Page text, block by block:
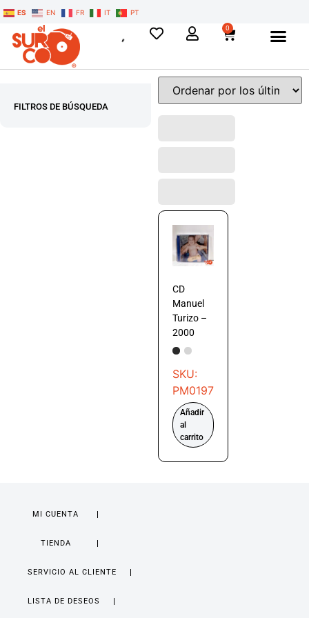
ES EN FR IT PT
0
FILTROS DE BÚSQUEDA
CD
Manuel
Turizo –
2000
SKU:
PM0197
Añadir
al
carrito
MI CUENTA
TIENDA
SERVICIO AL CLIENTE
LISTA DE DESEOS